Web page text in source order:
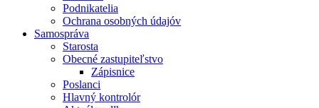
Podnikatelia
Ochrana osobných údajóv
Samospráva
Starosta
Obecné zastupiteľstvo
Zápisnice
Poslanci
Hlavný kontrolór